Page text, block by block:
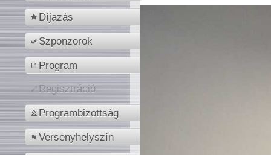
Díjazás
Szponzorok
Program
Regisztráció
Programbizottság
Versenyhelyszín